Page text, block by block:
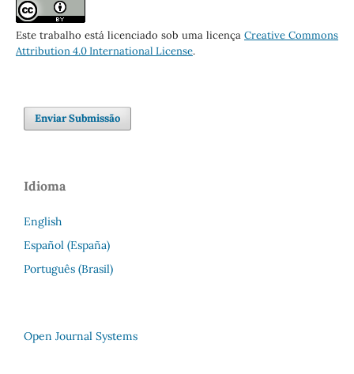
Este trabalho está licenciado sob uma licençaCreative Commons
Attribution 4.0 International License.
Enviar Submissão
Idioma
English
Español (España)
Português (Brasil)
Open Journal Systems